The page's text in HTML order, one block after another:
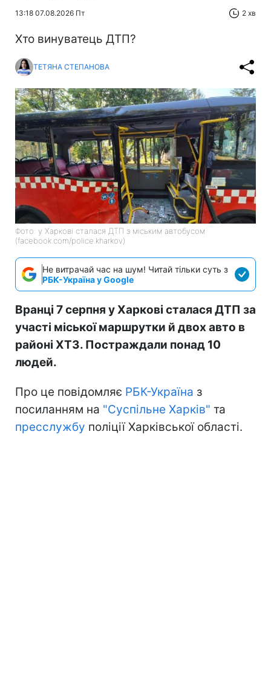
13:18 07.08.2026 Пт 2 хв
Хто винуватець ДТП?
ТЕТЯНА СТЕПАНОВА
Фото: у Харкові сталася ДТП з міським автобусом
(facebook.com/police.kharkov)
Не витрачай час на шум! Читай тільки суть з
РБК-Україна у Google
Вранці 7 серпня у Харкові сталася ДТП за
участі міської маршрутки й двох авто в
районі ХТЗ. Постраждали понад 10
людей.
Про це повідомляє РБК-Україна з
посиланням на "Суспільне Харків" та
пресслужбу поліції Харківської області.